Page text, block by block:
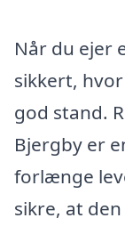
Når du ejer
sikkert,
god stand.
Bjergby er
forlænge
sikre, at